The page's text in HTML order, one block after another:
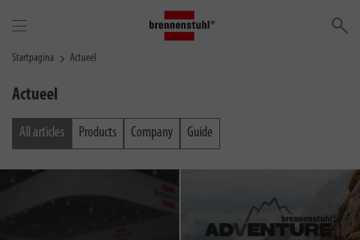
Startpagina Actueel
Actueel
All articles Products Company Guide